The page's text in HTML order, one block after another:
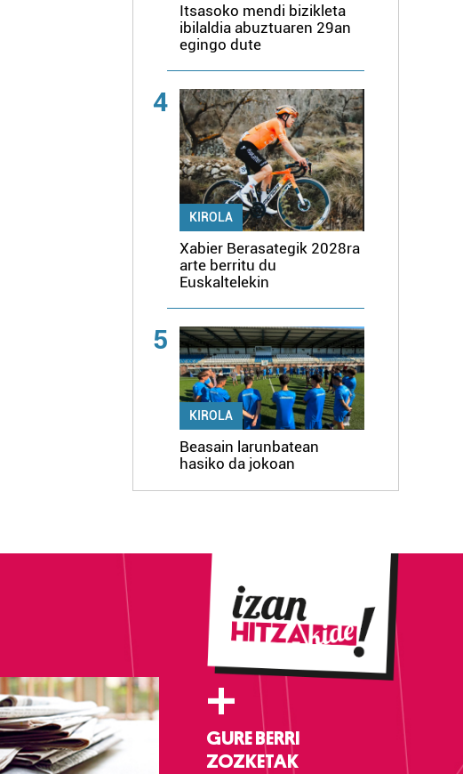
Itsasoko mendi bizikleta
ibilaldia abuztuaren 29an
egingo dute
4
KIROLA
Xabier Berasategik 2028ra
arte berritu du
Euskaltelekin
5
KIROLA
Beasain larunbatean
hasiko da jokoan
+
GURE BERRI
ZOZKETAK